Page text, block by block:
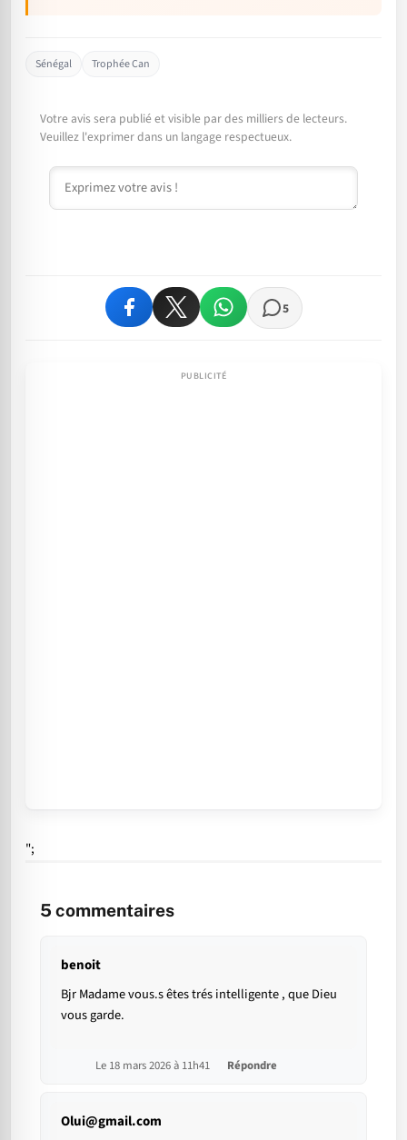
Sénégal Trophée Can
Votre avis sera publié et visible par des milliers de lecteurs.
Veuillez l'exprimer dans un langage respectueux.
Commentaire
5
";
5 commentaires
benoit
Bjr Madame vous.s êtes trés intelligente , que Dieu
vous garde.
Le 18 mars 2026 à 11h41 Répondre
Olui@gmail.com